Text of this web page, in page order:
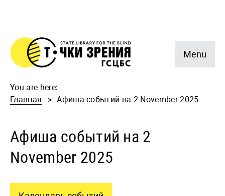
Menu
You are here:
Главная
Афиша событий на 2 November 2025
Афиша событий на 2
November 2025